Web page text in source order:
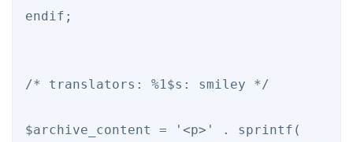
endif;
/* translators: %1$s: smiley */
$archive_content = '<p>' . sprintf(